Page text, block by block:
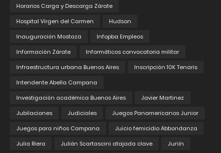
Horarios Carga y Descarga Zárate
Hospital Virgen del Carmen
Hudson
Inauguración Mostaza
Infopba Empleos
Información Zárate
Informáticos convocatoria militar
Infraestructura urbana Buenos Aires
Inscripción 10K Tenaris
Intendente Abella Campana
Investigación académica Buenos Aires
Javier Martinez
Jubilaciones
Judiciales
Juegos Panamericanos Junior
Juegos para niños Campana
Juicio femicidio Abbondanza
Julia Riera
Julián Scartascini atajada clave
Junín